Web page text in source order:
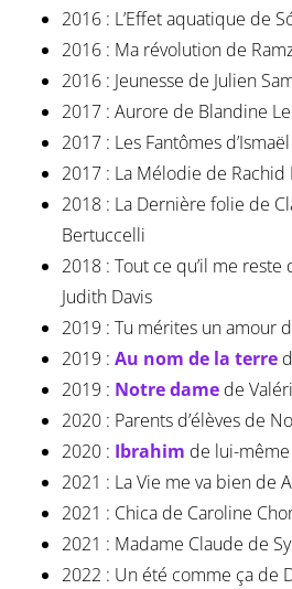
2016 : L’Effet aquatique de
2016 : Ma révolution de
2016 : Jeunesse de Julien
2017 : Aurore de Blandine
2017 : Les Fantômes
2017 : La Mélodie de Rachid
2018 : La Dernière folie de
Bertuccelli
2018 : Tout ce qu’il me
Judith Davis
2019 : Tu mérites un amour
2019 : Au nom de la terre
2019 : Notre damede
2020 : Parents d’élèves de
2020 : Ibrahim de lui-même
2021 : La Vie me va bien de
2021 : Chica de Caroline
2021 : Madame Claude de
2022 : Un été comme ça de